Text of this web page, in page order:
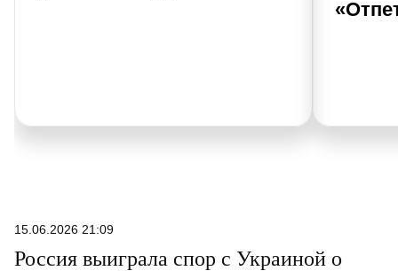
15.06.2026 21:09
Россия выиграла спор с Украиной о